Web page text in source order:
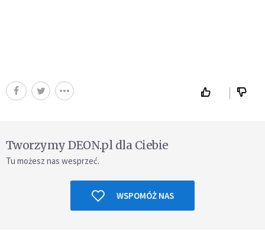
Tworzymy DEON.pl dla Ciebie
Tu możesz nas wesprzeć.
WSPOMÓŻ NAS